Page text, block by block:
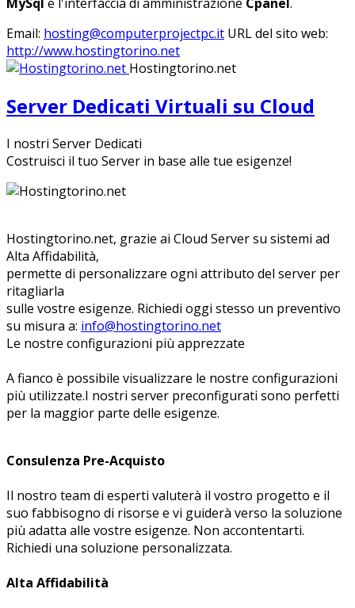
MySql e l'interfaccia di amministrazione Cpanel.
Email: hosting@computerprojectpc.it URL del sito web:
http://www.hostingtorino.net
Hostingtorino.net
Server Dedicati Virtuali su Cloud
I nostri Server Dedicati
Costruisci il tuo Server in base alle tue esigenze!
Hostingtorino.net, grazie ai Cloud Server su sistemi ad
Alta Affidabilità,
permette di personalizzare ogni attributo del server per
ritagliarla
sulle vostre esigenze. Richiedi oggi stesso un preventivo
su misura a: info@hostingtorino.net
Le nostre configurazioni più apprezzate
A fianco è possibile visualizzare le nostre configurazioni
più utilizzate.I nostri server preconfigurati sono perfetti
per la maggior parte delle esigenze.
Consulenza Pre-Acquisto
Il nostro team di esperti valuterà il vostro progetto e il
suo fabbisogno di risorse e vi guiderà verso la soluzione
più adatta alle vostre esigenze. Non accontentarti.
Richiedi una soluzione personalizzata.
Alta Affidabilità